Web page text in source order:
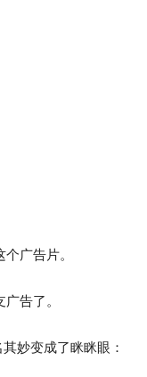
广告片。
告了。
妙变成了眯眯眼：